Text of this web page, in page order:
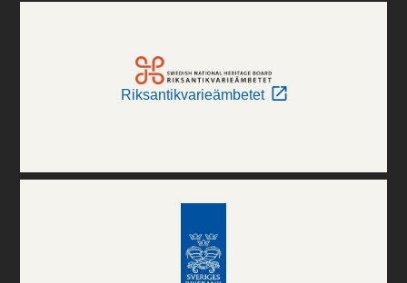
Riksantikvarieämbetet